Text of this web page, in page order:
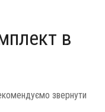
в
звернути